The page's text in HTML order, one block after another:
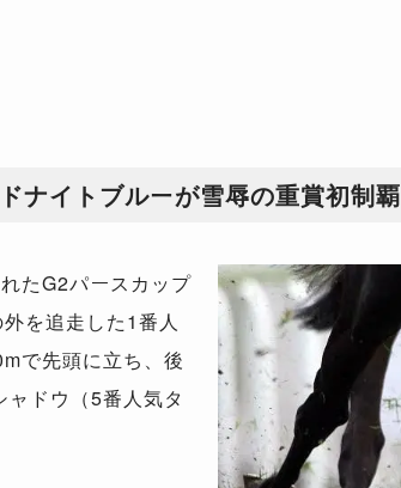
ナイトブルーが雪辱の重賞初制覇
たG2パースカップ
を追走した1番人
で先頭に立ち、後
ドウ（5番人気タ